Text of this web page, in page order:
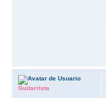
Guitarrista